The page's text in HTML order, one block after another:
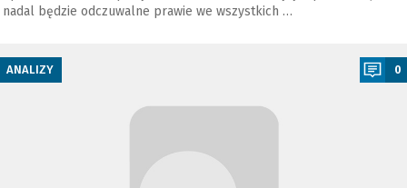
nadal będzie odczuwalne prawie we wszystkich …
ANALIZY 0